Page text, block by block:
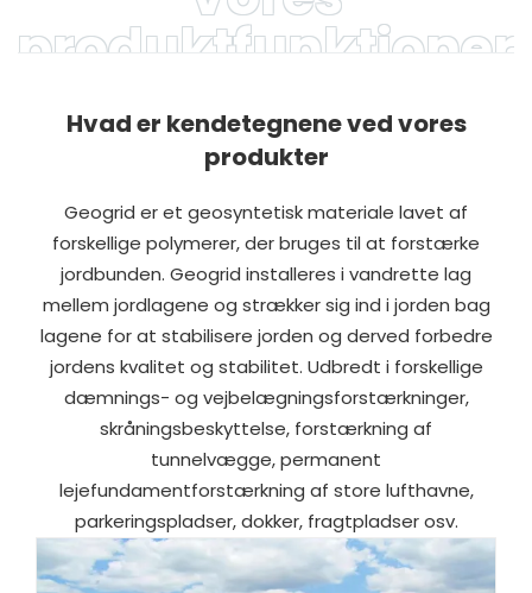
produktfunktioner
Hvad er kendetegnene ved vores
produkter
Geogrid er et geosyntetisk materiale lavet af
forskellige polymerer, der bruges til at forstærke
jordbunden. Geogrid installeres i vandrette lag
mellem jordlagene og strækker sig ind i jorden bag
lagene for at stabilisere jorden og derved forbedre
jordens kvalitet og stabilitet. Udbredt i forskellige
dæmnings- og vejbelægningsforstærkninger,
skråningsbeskyttelse, forstærkning af
tunnelvægge, permanent
lejefundamentforstærkning af store lufthavne,
parkeringspladser, dokker, fragtpladser osv.